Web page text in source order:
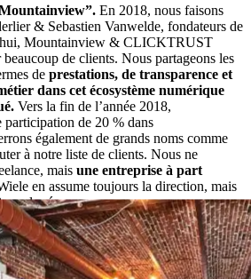
En 2018, nous faisons
& Sebastien Vanwelde, fondateurs de
Mountainview & CLICKTRUST
de clients. Nous partageons les
de prestations, de transparence et
dans cet écosystème numérique
Vers la fin de l’année 2018,
de 20 % dans
également de grands noms comme
à notre liste de clients. Nous ne
mais une entreprise à part
en assume toujours la direction, mais
employés.